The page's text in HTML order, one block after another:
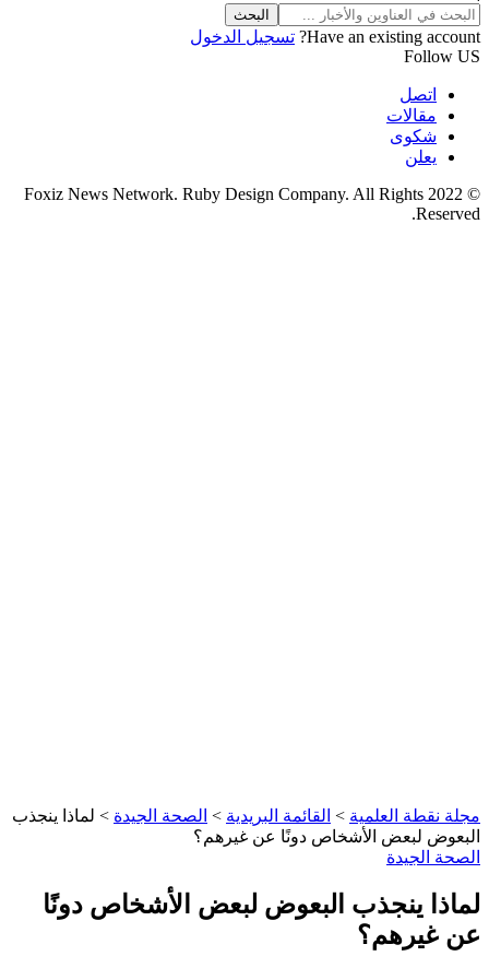
Have an existing account?
تسجيل الدخول
Follow US
اتصل
مقالات
شكوى
يعلن
© 2022 Foxiz News Network. Ruby Design Company. All Rights
Reserved.
مجلة نقطة العلمية > القائمة البريدية > الصحة الجيدة > لماذا ينجذب
البعوض لبعض الأشخاص دونًا عن غيرهم؟
الصحة الجيدة
لماذا ينجذب البعوض لبعض الأشخاص دونًا
عن غيرهم؟